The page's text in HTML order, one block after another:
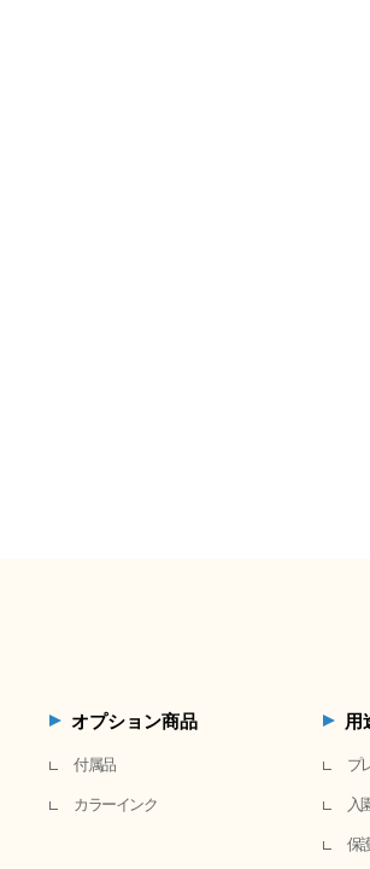
オプション商品
付属品
カラーインク
用
プ
入
保